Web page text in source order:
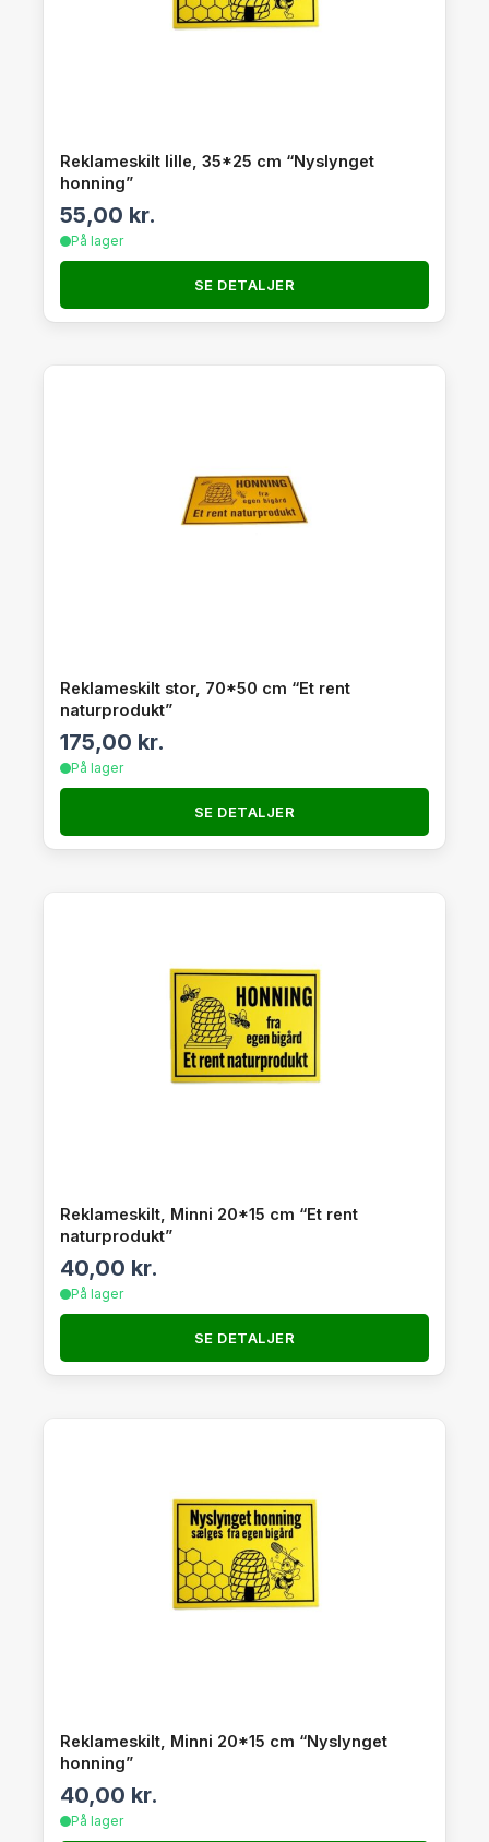
Reklameskilt lille, 35*25 cm “Nyslynget
honning”
55,00 kr.
På lager
SE DETALJER
Reklameskilt stor, 70*50 cm “Et rent
naturprodukt”
175,00 kr.
På lager
SE DETALJER
Reklameskilt, Minni 20*15 cm “Et rent
naturprodukt”
40,00 kr.
På lager
SE DETALJER
Reklameskilt, Minni 20*15 cm “Nyslynget
honning”
40,00 kr.
På lager